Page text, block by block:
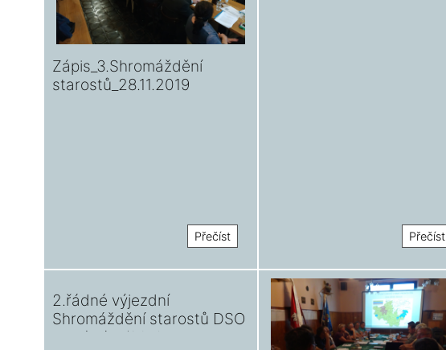
Zápis_3.Shromáždění
starostů_28.11.2019
Přečíst Přečíst
2.řádné výjezdní
Shromáždění starostů DSO
Nová Lípa/2019